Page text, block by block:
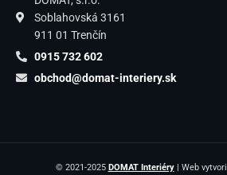
Soblahovská 3161
911 01 Trenčín
0915 732 602
obchod@domat-interiery.sk
© 2021-2025 DOMAT Interiéry| Web vytvoril